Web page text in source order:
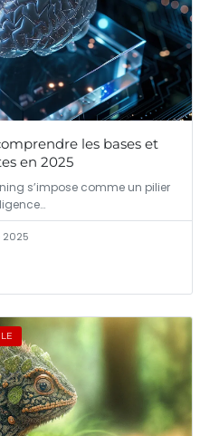
les bases et
en 2025
s’impose comme un pilier
2025